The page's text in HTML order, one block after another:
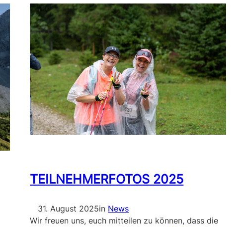
TEILNEHMERFOTOS 2025
31. August 2025in News
Wir freuen uns, euch mitteilen zu können, dass die